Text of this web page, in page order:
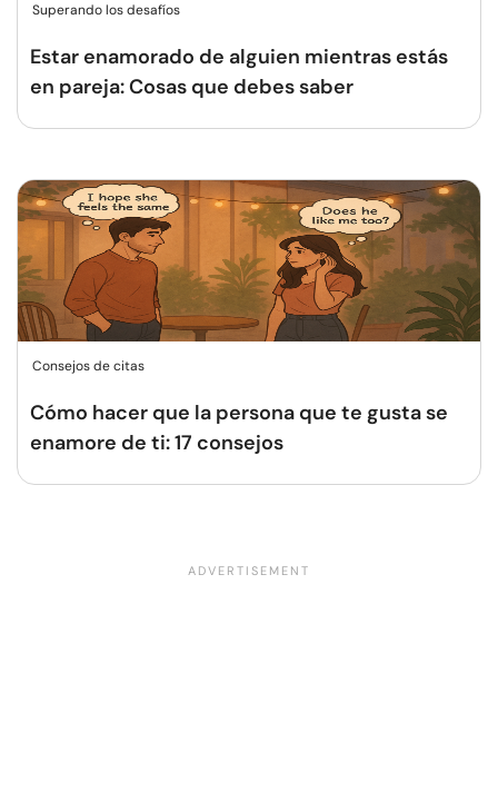
Superando los desafíos
Estar enamorado de alguien mientras estás
en pareja: Cosas que debes saber
Consejos de citas
Cómo hacer que la persona que te gusta se
enamore de ti: 17 consejos